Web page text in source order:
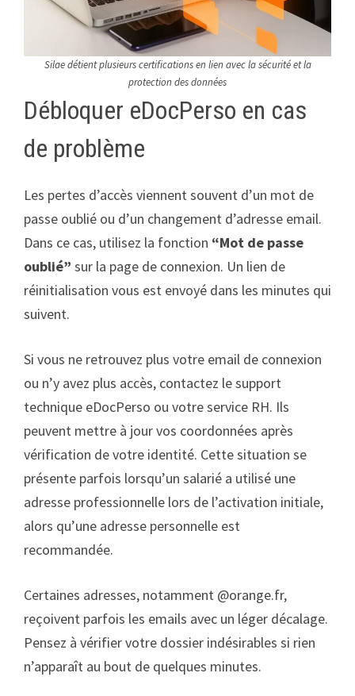
Silae détient plusieurs certifications en lien avec la sécurité et la
protection des données
Débloquer eDocPerso en cas
de problème
Les pertes d’accès viennent souvent d’un mot de
passe oublié ou d’un changement d’adresse email.
Dans ce cas, utilisez la fonction “Mot de passe
oublié” sur la page de connexion. Un lien de
réinitialisation vous est envoyé dans les minutes qui
suivent.
Si vous ne retrouvez plus votre email de connexion
ou n’y avez plus accès, contactez le support
technique eDocPerso ou votre service RH. Ils
peuvent mettre à jour vos coordonnées après
vérification de votre identité. Cette situation se
présente parfois lorsqu’un salarié a utilisé une
adresse professionnelle lors de l’activation initiale,
alors qu’une adresse personnelle est
recommandée.
Certaines adresses, notamment @orange.fr,
reçoivent parfois les emails avec un léger décalage.
Pensez à vérifier votre dossier indésirables si rien
n’apparaît au bout de quelques minutes.